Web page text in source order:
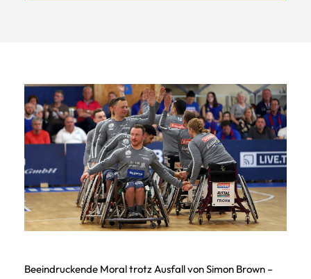
Beeindruckende Moral trotz Ausfall von Simon Brown –